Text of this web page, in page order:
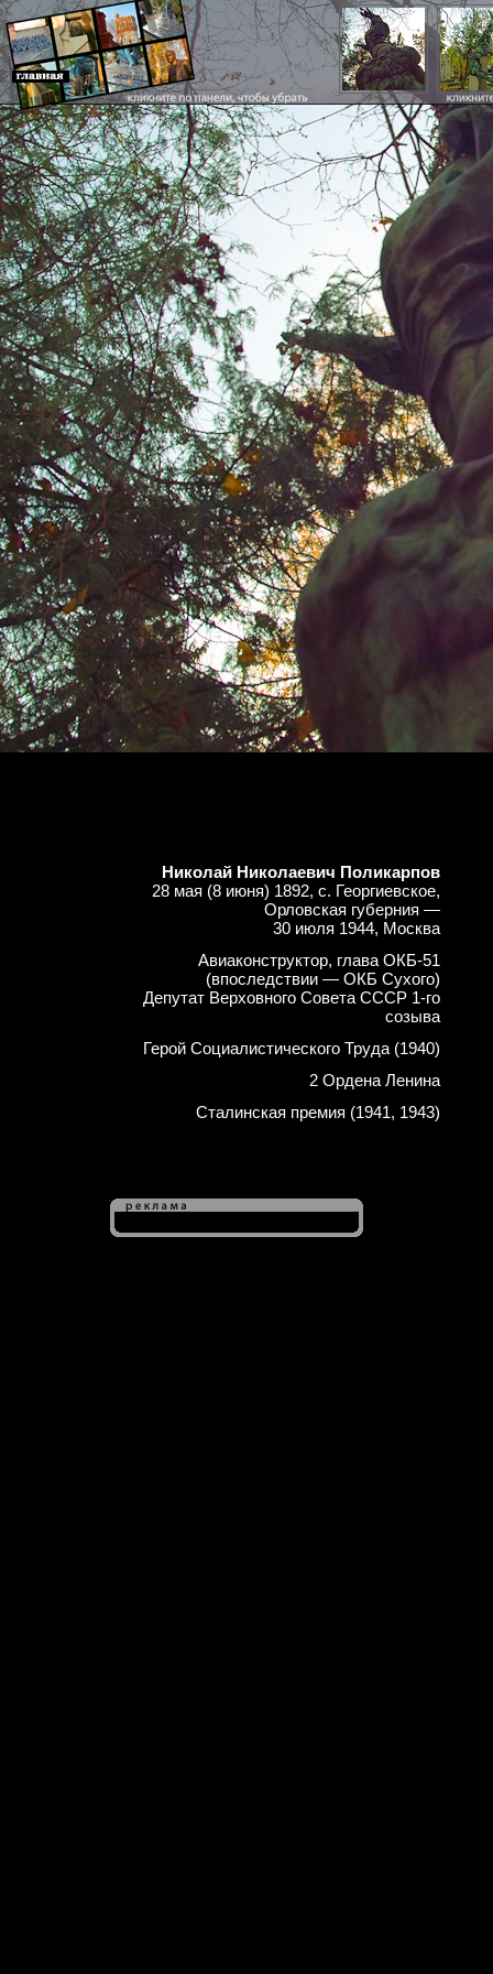
Николай Николаевич Поликарпов
28 мая (8 июня) 1892, с. Георгиевское,
Орловская губерния —
30 июля 1944, Москва
Авиаконструктор, глава ОКБ-51
(впоследствии — ОКБ Сухого)
Депутат Верховного Совета СССР 1-го
созыва
Герой Социалистического Труда (1940)
2 Ордена Ленина
Сталинская премия (1941, 1943)